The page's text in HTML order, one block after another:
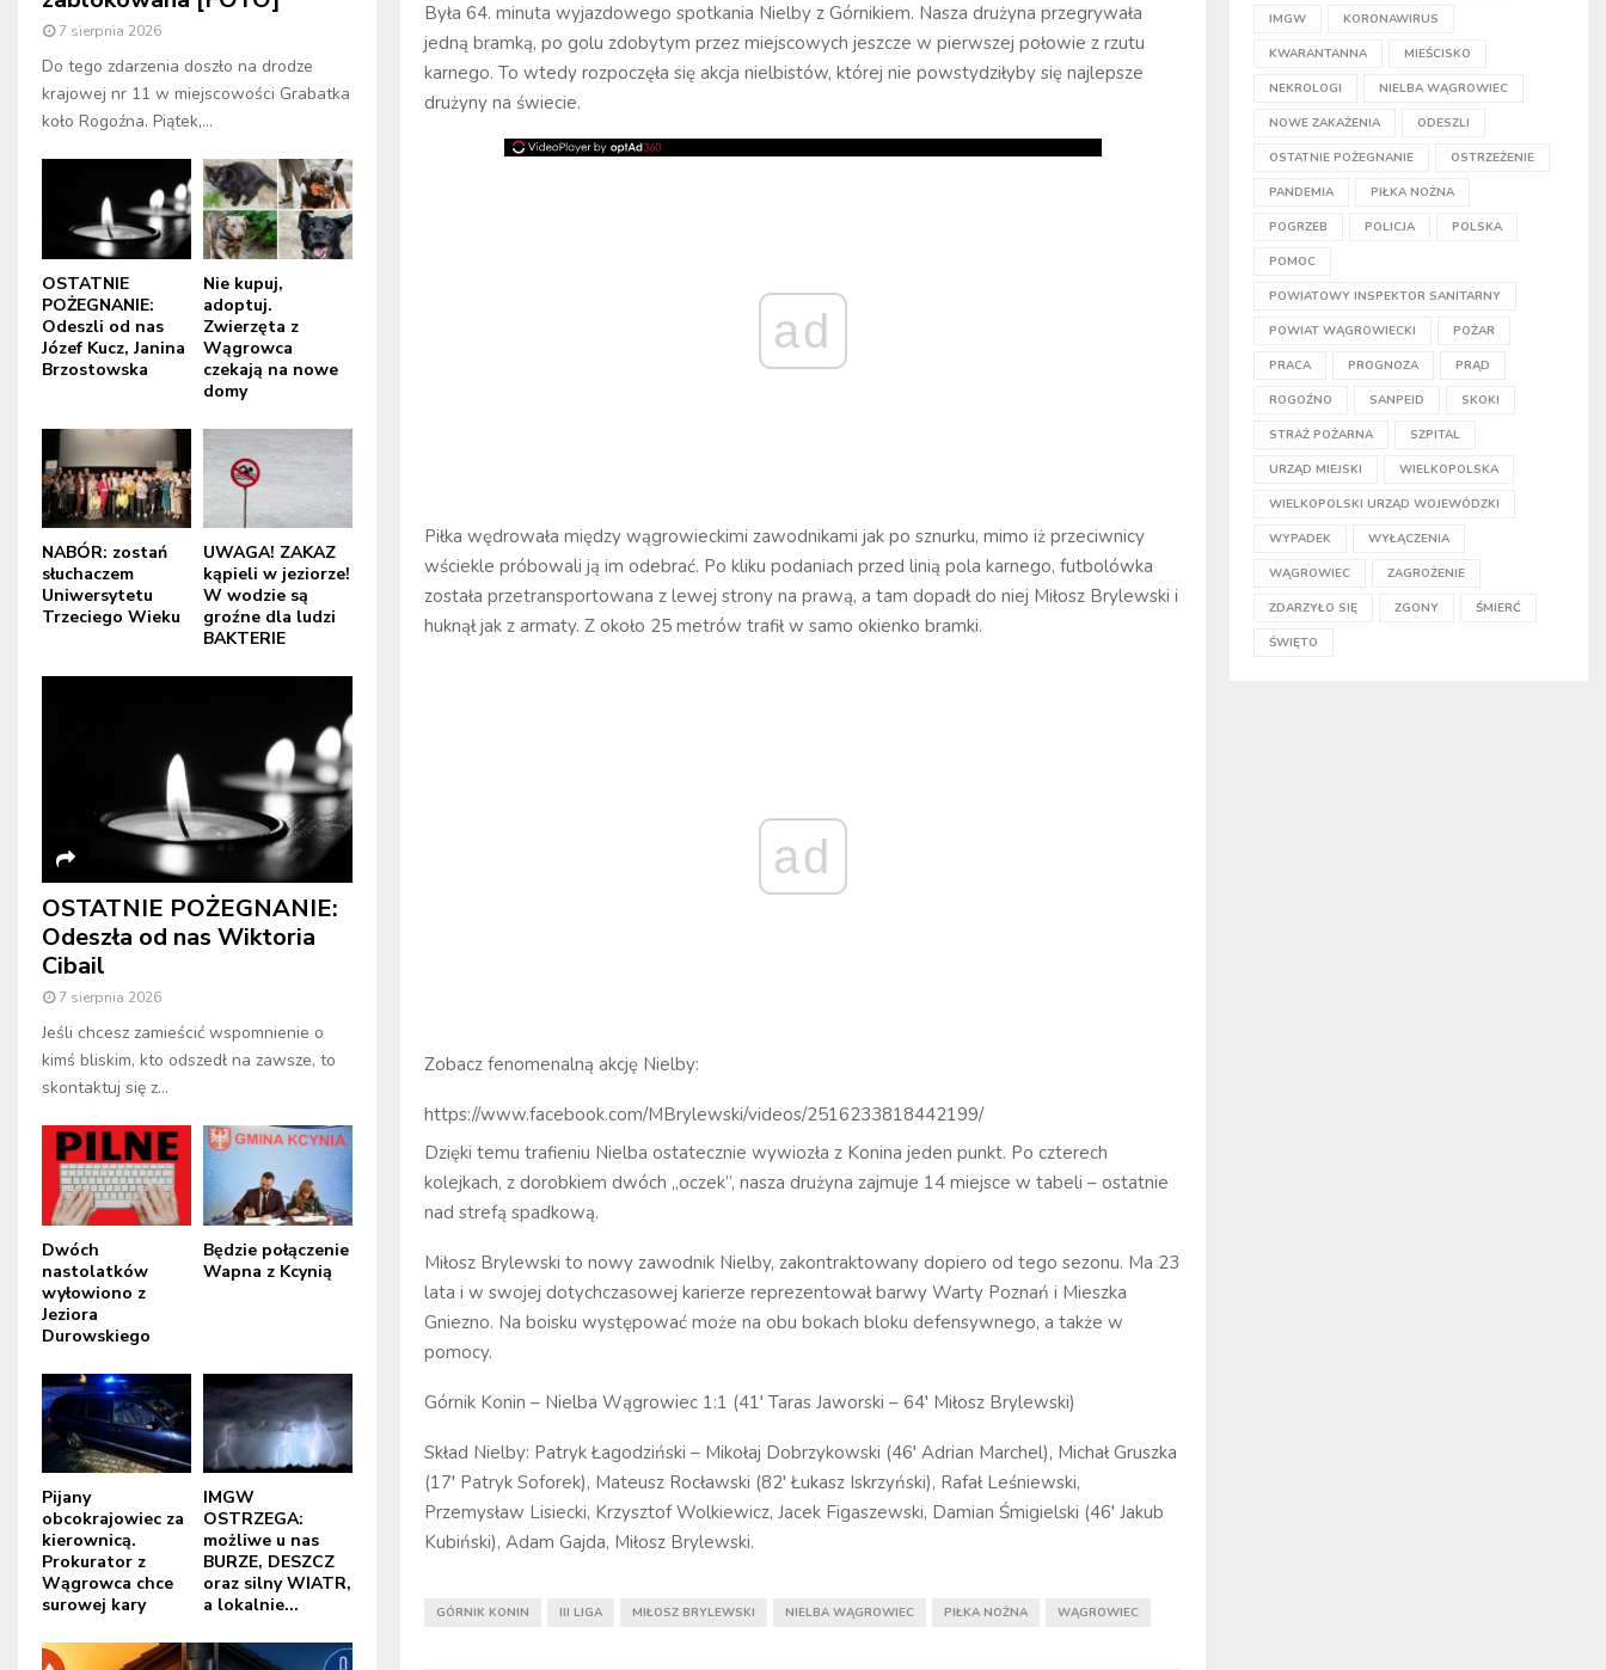
Była 64. minuta wyjazdowego spotkania Nielby z Górnikiem. Nasza drużyna przegrywała
jedną bramką, po golu zdobytym przez miejscowych jeszcze w pierwszej połowie z rzutu
karnego. To wtedy rozpoczęła się akcja nielbistów, której nie powstydziłyby się najlepsze
drużyny na świecie.
ad
Piłka wędrowała między wągrowieckimi zawodnikami jak po sznurku, mimo iż przeciwnicy
wściekle próbowali ją im odebrać. Po kliku podaniach przed linią pola karnego, futbolówka
została przetransportowana z lewej strony na prawą, a tam dopadł do niej Miłosz Brylewski i
huknął jak z armaty. Z około 25 metrów trafił w samo okienko bramki.
ad
Zobacz fenomenalną akcję Nielby:
https://www.facebook.com/MBrylewski/videos/2516233818442199/
Dzięki temu trafieniu Nielba ostatecznie wywiozła z Konina jeden punkt. Po czterech
kolejkach, z dorobkiem dwóch „oczek”, nasza drużyna zajmuje 14 miejsce w tabeli – ostatnie
nad strefą spadkową.
Miłosz Brylewski to nowy zawodnik Nielby, zakontraktowany dopiero od tego sezonu. Ma 23
lata i w swojej dotychczasowej karierze reprezentował barwy Warty Poznań i Mieszka
Gniezno. Na boisku występować może na obu bokach bloku defensywnego, a także w
pomocy.
Górnik Konin – Nielba Wągrowiec 1:1 (41′ Taras Jaworski – 64′ Miłosz Brylewski)
Skład Nielby: Patryk Łagodziński – Mikołaj Dobrzykowski (46′ Adrian Marchel), Michał Gruszka
(17′ Patryk Soforek), Mateusz Rocławski (82′ Łukasz Iskrzyński), Rafał Leśniewski,
Przemysław Lisiecki, Krzysztof Wolkiewicz, Jacek Figaszewski, Damian Śmigielski (46′ Jakub
Kubiński), Adam Gajda, Miłosz Brylewski.
GÓRNIK KONIN III LIGA MIŁOSZ BRYLEWSKI NIELBA WĄGROWIEC PIŁKA NOŻNA WĄGROWIEC
7 sierpnia 2026
Do tego zdarzenia doszło na drodze
krajowej nr 11 w miejscowości Grabatka
koło Rogoźna. Piątek,...
OSTATNIE
POŻEGNANIE:
Odeszli od nas
Józef Kucz, Janina
Brzostowska
Nie kupuj,
adoptuj.
Zwierzęta z
Wągrowca
czekają na nowe
domy
NABÓR: zostań
słuchaczem
Uniwersytetu
Trzeciego Wieku
UWAGA! ZAKAZ
kąpieli w jeziorze!
W wodzie są
groźne dla ludzi
BAKTERIE
OSTATNIE POŻEGNANIE:
Odeszła od nas Wiktoria
Cibail
7 sierpnia 2026
Jeśli chcesz zamieścić wspomnienie o
kimś bliskim, kto odszedł na zawsze, to
skontaktuj się z...
Dwóch
nastolatków
wyłowiono z
Jeziora
Durowskiego
Będzie połączenie
Wapna z Kcynią
Pijany
obcokrajowiec za
kierownicą.
Prokurator z
Wągrowca chce
surowej kary
IMGW
OSTRZEGA:
możliwe u nas
BURZE, DESZCZ
oraz silny WIATR,
a lokalnie...
IMGW KORONAWIRUS
KWARANTANNA MIEŚCISKO
NEKROLOGI NIELBA WĄGROWIEC
NOWE ZAKAŻENIA ODESZLI
OSTATNIE POŻEGNANIE OSTRZEŻENIE
PANDEMIA PIŁKA NOŻNA
POGRZEB POLICJA POLSKA
POMOC
POWIATOWY INSPEKTOR SANITARNY
POWIAT WĄGROWIECKI POŻAR
PRACA PROGNOZA PRĄD
ROGOŹNO SANPEID SKOKI
STRAŻ POŻARNA SZPITAL
URZĄD MIEJSKI WIELKOPOLSKA
WIELKOPOLSKI URZĄD WOJEWÓDZKI
WYPADEK WYŁĄCZENIA
WĄGROWIEC ZAGROŻENIE
ZDARZYŁO SIĘ ZGONY ŚMIERĆ
ŚWIĘTO